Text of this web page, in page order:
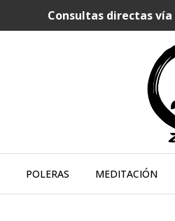
Consultas directas vía
POLERAS MEDITACIÓN